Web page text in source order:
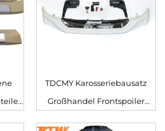
TDCMY Karosseriebausatz
Großhandel Frontspoiler